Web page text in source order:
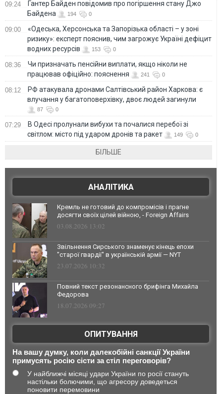
09:24
Гантер Байден повідомив про погіршення стану Джо
Байдена
194 0
09:00
«Одеська, Херсонська та Запорізька області – у зоні
ризику»: експерт пояснив, чим загрожує Україні дефіцит
водних ресурсів
153 0
08:36
Чи призначать пенсійни виплати, якщо ніколи не
працював офіційно: пояснення
241 0
08:12
РФ атакувала дронами Салтівський район Харкова: є
влучання у багатоповерхівку, двоє людей загинули
87 0
07:29
В Одесі пролунали вибухи та почалися перебої зі
світлом: місто під ударом дронів та ракет
149 0
БІЛЬШЕ
АНАЛІТИКА
Кремль не готовий до компромісів і прагне
досягти своїх цілей війною, - Foreign Affairs
03.08.2026 13:02
Звільнення Сирського знаменує кінець епохи
"старої гвардії" в українській армії — NYT
23.07.2026 10:32
Повний текст резонансного брифінга Михайла
Федорова
18.07.2026 09:27
ОПИТУВАННЯ
На вашу думку, коли далекобійні санкції України
примусять росію сісти за стіл переговорів?
У найближчі місяці удари України по росії стануть
настільки болючими, що агресору доведеться
поновити перемовини